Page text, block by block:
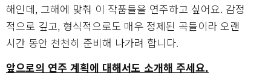
해인데, 그해에 맞춰 이 작품들을 연주하고 싶어요. 감정
적으로 깊고, 형식적으로도 매우 정제된 곡들이라 오랜
시간 동안 천천히 준비해 나가려 합니다.
앞으로의 연주 계획에 대해서도 소개해 주세요.